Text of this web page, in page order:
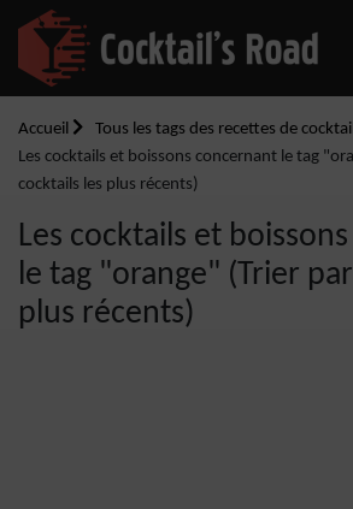
Accueil
Tous les tags des recettes de
Les cocktails et boissons concernant le tag
cocktails les plus récents)
Les cocktails et
le tag "orange" (Trier
plus récents)